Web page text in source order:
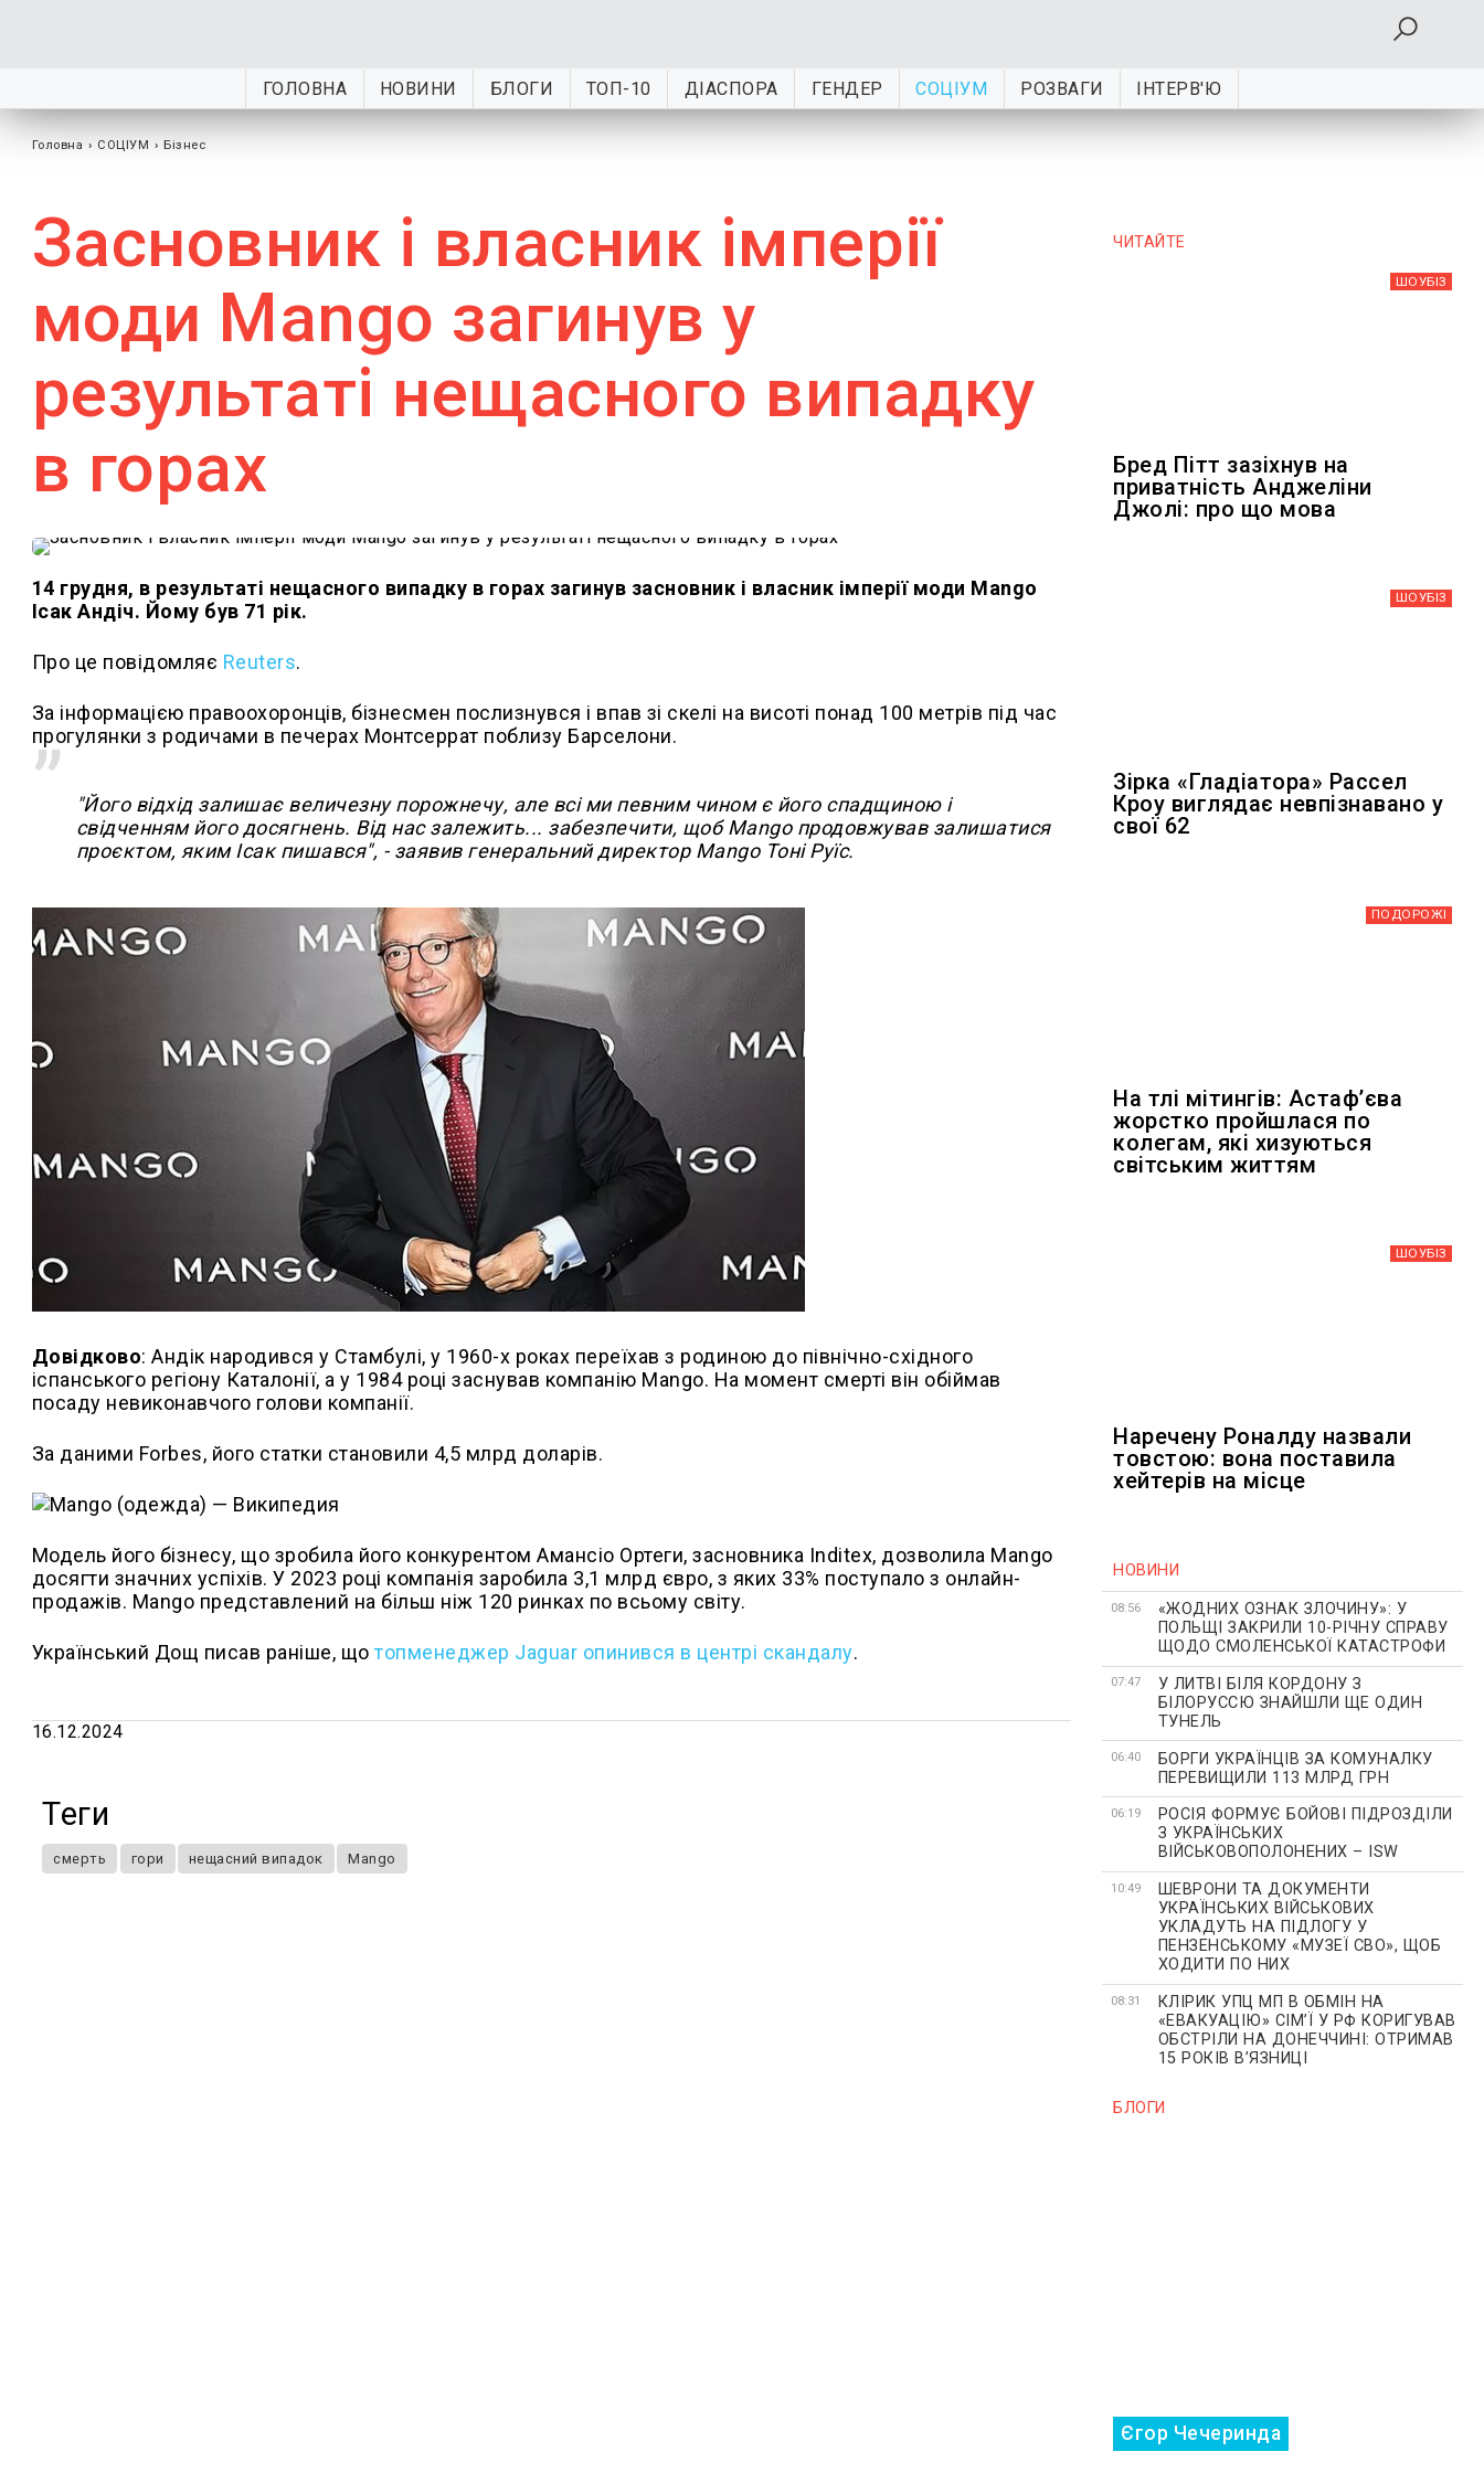
ГОЛОВНА НОВИНИ БЛОГИ ТОП-10 ДІАСПОРА ГЕНДЕР СОЦІУМ РОЗВАГИ ІНТЕРВ'Ю
Головна › СОЦІУМ › Бізнес
Засновник і власник імперії
моди Mango загинув у
результаті нещасного випадку
в горах
14 грудня, в результаті нещасного випадку в горах загинув засновник і власник імперії моди Mango
Ісак Андіч. Йому був 71 рік.
Про це повідомляє Reuters.
За інформацією правоохоронців, бізнесмен послизнувся і впав зі скелі на висоті понад 100 метрів під час
прогулянки з родичами в печерах Монтсеррат поблизу Барселони.
"Його відхід залишає величезну порожнечу, але всі ми певним чином є його спадщиною і
свідченням його досягнень. Від нас залежить... забезпечити, щоб Mango продовжував залишатися
проєктом, яким Ісак пишався", - заявив генеральний директор Mango Тоні Руїс.
Довідково: Андік народився у Стамбулі, у 1960-х роках переїхав з родиною до північно-східного
іспанського регіону Каталонії, а у 1984 році заснував компанію Mango. На момент смерті він обіймав
посаду невиконавчого голови компанії.
За даними Forbes, його статки становили 4,5 млрд доларів.
Модель його бізнесу, що зробила його конкурентом Амансіо Ортеги, засновника Inditex, дозволила Mango
досягти значних успіхів. У 2023 році компанія заробила 3,1 млрд євро, з яких 33% поступало з онлайн-
продажів. Mango представлений на більш ніж 120 ринках по всьому світу.
Український Дощ писав раніше, щотопменеджер Jaguar опинився в центрі скандалу.
16.12.2024
Теги
смерть гори нещасний випадок Mango
ЧИТАЙТЕ
ШОУБIЗ
Бред Пітт зазіхнув на
приватність Анджеліни
Джолі: про що мова
ШОУБIЗ
Зірка «Гладіатора» Рассел
Кроу виглядає невпізнавано у
свої 62
ПОДОРОЖІ
На тлі мітингів: Астафʼєва
жорстко пройшлася по
колегам, які хизуються
світським життям
ШОУБIЗ
Наречену Роналду назвали
товстою: вона поставила
хейтерів на місце
НОВИНИ
08:56
«ЖОДНИХ ОЗНАК ЗЛОЧИНУ»: У
ПОЛЬЩІ ЗАКРИЛИ 10-РІЧНУ СПРАВУ
ЩОДО СМОЛЕНСЬКОЇ КАТАСТРОФИ
07:47
У ЛИТВІ БІЛЯ КОРДОНУ З
БІЛОРУССЮ ЗНАЙШЛИ ЩЕ ОДИН
ТУНЕЛЬ
06:40
БОРГИ УКРАЇНЦІВ ЗА КОМУНАЛКУ
ПЕРЕВИЩИЛИ 113 МЛРД ГРН
06:19
РОСІЯ ФОРМУЄ БОЙОВІ ПІДРОЗДІЛИ
З УКРАЇНСЬКИХ
ВІЙСЬКОВОПОЛОНЕНИХ – ISW
10:49
ШЕВРОНИ ТА ДОКУМЕНТИ
УКРАЇНСЬКИХ ВІЙСЬКОВИХ
УКЛАДУТЬ НА ПІДЛОГУ У
ПЕНЗЕНСЬКОМУ «МУЗЕЇ СВО», ЩОБ
ХОДИТИ ПО НИХ
08:31
КЛІРИК УПЦ МП В ОБМІН НА
«ЕВАКУАЦІЮ» СІМʼЇ У РФ КОРИГУВАВ
ОБСТРІЛИ НА ДОНЕЧЧИНІ: ОТРИМАВ
15 РОКІВ ВʼЯЗНИЦІ
БЛОГИ
Єгор Чечеринда